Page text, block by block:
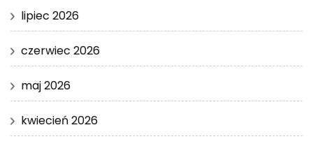
lipiec 2026
czerwiec 2026
maj 2026
kwiecień 2026